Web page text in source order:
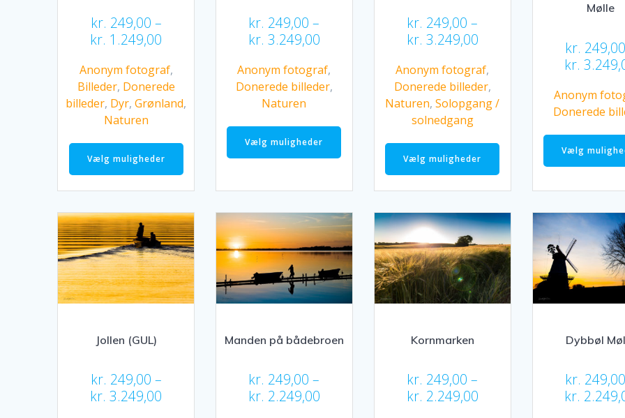
kr. 249,00 –
kr. 1.249,00
til
kr. 1.249,00
Anonym fotograf,
Billeder, Donerede
billeder, Dyr,Grønland,
Naturen
Vælg muligheder
Dette
har
flere
varianter.
Mulighederne
kan
vælges
på
varesiden
kr. 249,00 –
kr. 3.249,00Prisinterval:
til
kr. 3.249,00
Anonym fotograf,
Donerede billeder,
Naturen
Vælg muligheder
Dette
har
varianter.
Mulighederne
kan
vælges
på
varesiden
kr. 249,00 –
kr. 3.249,00Prisinterval:
til
kr. 3.249,00
Anonym fotograf,
Donerede billeder,
Naturen,Solopgang /
solnedgang
Vælg muligheder
Dette
har
flere
varianter.
Mulighederne
kan
vælges
på
varesiden
Mølle
kr. 249,00
kr.
Anonym
Donerede
Vælg
Jollen (GUL)
kr. 249,00 –
kr. 3.249,00
Manden på bådebroen
kr. 249,00 –
kr. 2.249,00Prisinterval:
Kornmarken
kr. 249,00 –
kr. 2.249,00Prisinterval:
Dybbøl
kr. 249,00
kr.